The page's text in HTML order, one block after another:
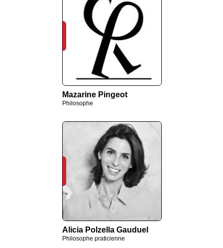
Mazarine Pingeot
Philosophe
Alicia Polzella Gauduel
Philosophe praticienne